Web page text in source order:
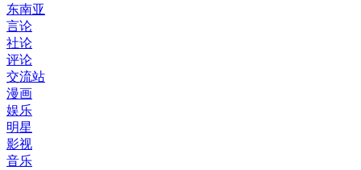
东南亚
言论
社论
评论
交流站
漫画
娱乐
明星
影视
音乐